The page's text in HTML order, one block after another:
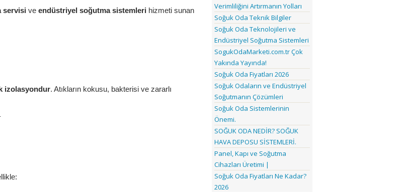
servisi ve endüstriyel soğutma sistemleri hizmeti sunan
izolasyondur. Atıkların kokusu, bakterisi ve zararlı
Verimliliğini Artırmanın Yolları
Soğuk Oda Teknik Bilgiler
Soğuk Oda Teknolojileri ve
Endüstriyel Soğutma Sistemleri
SogukOdaMarketi.com.tr Çok
Yakında Yayında!
Soğuk Oda Fiyatları 2026
Soğuk Odaların ve Endüstriyel
Soğutmanın Çözümleri
Soğuk Oda Sistemlerinin
Önemi.
SOĞUK ODA NEDİR? SOĞUK
HAVA DEPOSU SİSTEMLERİ.
Panel, Kapı ve Soğutma
Cihazları Üretimi |
Soğuk Oda Fiyatları Ne Kadar?
2026